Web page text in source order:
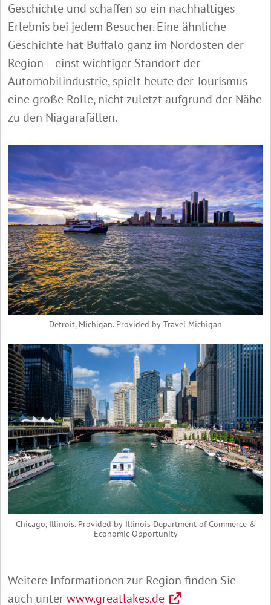
Geschichte und schaffen so ein nachhaltiges
Erlebnis bei jedem Besucher. Eine ähnliche
Geschichte hat Buffalo ganz im Nordosten der
Region – einst wichtiger Standort der
Automobilindustrie, spielt heute der Tourismus
eine große Rolle, nicht zuletzt aufgrund der Nähe
zu den Niagarafällen.
Detroit, Michigan. Provided by Travel Michigan
Chicago, Illinois. Provided by Illinois Department of Commerce &
Economic Opportunity
Weitere Informationen zur Region finden Sie
auch unterwww.greatlakes.de